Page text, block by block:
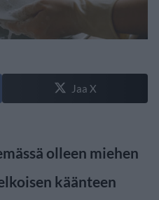
Jaa X
olleen miehen
käänteen